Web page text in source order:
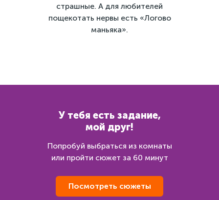
страшные. А для любителей
пощекотать нервы есть «Логово
маньяка».
У тебя есть задание,
мой друг!
Попробуй выбраться из комнаты
или пройти сюжет за 60 минут
Посмотреть сюжеты